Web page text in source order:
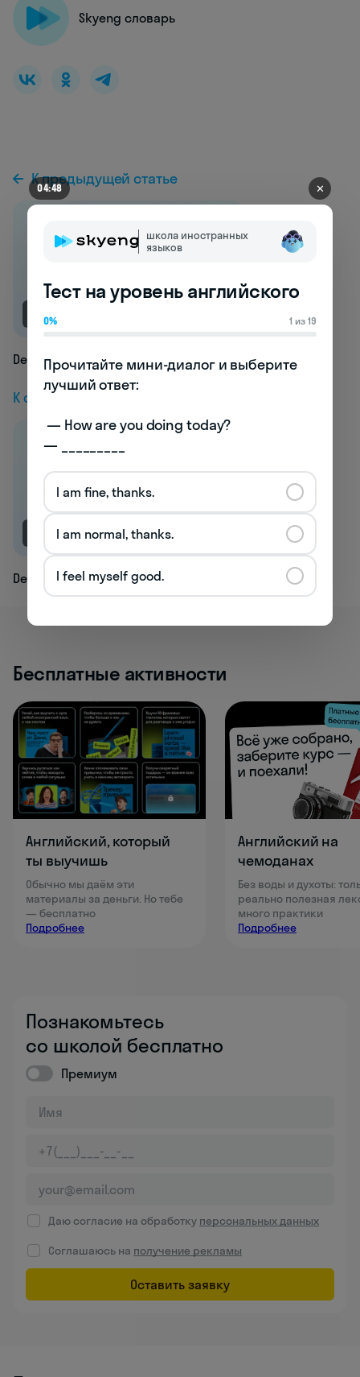
Skyeng словарь
К предыдущей статье
NEW
Deploy
К следующей статье
Designer
Бесплатные активности
Английский, который
ты выучишь
Обычно мы даём эти
материалы за деньги. Но тебе
— бесплатно
Подробнее
Английский на
чемоданах
Без воды и духоты:
реально полезная
много практики
Подробнее
Познакомьтесь
со школой бесплатно
Премиум
Даю согласие на обработку персональных данных
Соглашаюсь на получение рекламы
Оставить заявку
04:41 ✕
школа иностранных
языков
Тест на уровень английского
0% 1 из 19
Прочитайте мини-диалог и выберите
лучший ответ:
— _________
I am fine, thanks.
I am normal, thanks.
I feel myself good.